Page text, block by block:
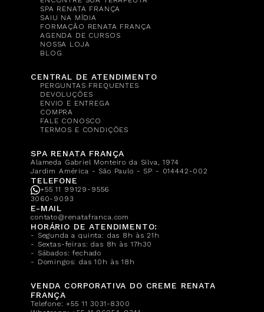
SPA RENATA FRANÇA
SAIU NA MÍDIA
FORMAÇÃO RENATA FRANÇA
AGENDA DE CURSOS
NOSSA LOJA
BLOG
CENTRAL DE ATENDIMENTO
PERGUNTAS FREQUENTES
DEVOLUÇÕES
ENVIO E ENTREGA
COMPRA
FALE CONOSCO
TERMOS E CONDIÇÕES
SPA RENATA FRANÇA
Alameda Gabriel Monteiro da Silva, 1974
Jardim América - São Paulo - SP - 014442-002
TELEFONE
+55 11 99129-9556
3060-9093
E-MAIL
contato@renatafranca.com
HORÁRIO DE ATENDIMENTO:
- Segunda a quinta: das 8h às 21h
- Sextas-feiras: das 8h às 17h30
- Sábados: fechado
- Domingos: das 10h às 18h
VENDA CORPORATIVA DO CREME RENATA
FRANÇA
Telefone:+55 11 3031-8300